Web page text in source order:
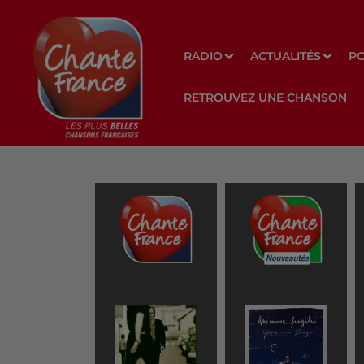
RADIO ACTUALITÉS
RETROUVEZ UNE CHANSON